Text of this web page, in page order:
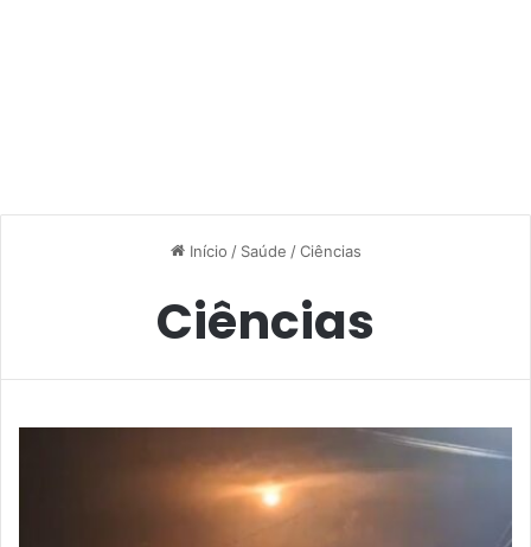
Início / Saúde / Ciências
Ciências